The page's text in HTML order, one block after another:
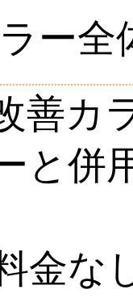
ー全
善カ
と併
金な